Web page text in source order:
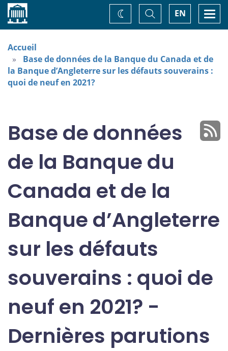
Accueil EN
Basculer
la
recherche
Changez
de
Accueil
Base de données de la Banque du Canada et de
la Banque d’Angleterre sur les défauts souverains :
quoi de neuf en 2021?
Base de données
de la Banque du
Canada et de la
Banque d’Angleterre
sur les défauts
souverains : quoi de
neuf en 2021? -
Dernières parutions